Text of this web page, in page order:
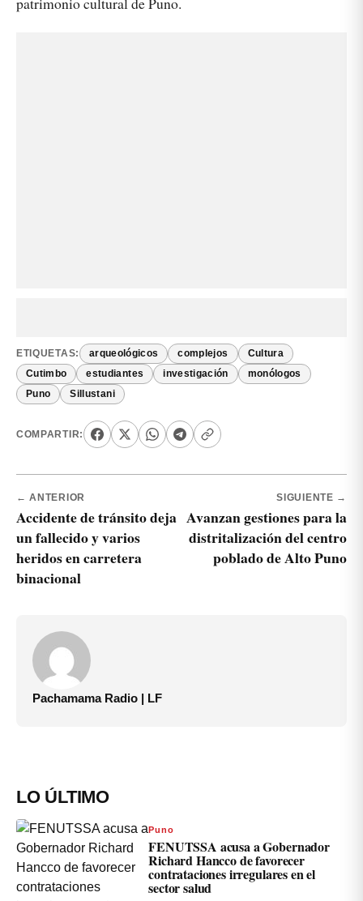
ETIQUETAS: arqueológicos complejos Cultura
Cutimbo estudiantes investigación monólogos
Puno Sillustani
COMPARTIR:
← ANTERIOR
Accidente de tránsito deja
un fallecido y varios
heridos en carretera
binacional
SIGUIENTE →
Avanzan gestiones para la
distritalización del centro
poblado de Alto Puno
Pachamama Radio | LF
LO ÚLTIMO
Puno
FENUTSSA acusa a Gobernador
Richard Hancco de favorecer
contrataciones irregulares en el
sector salud